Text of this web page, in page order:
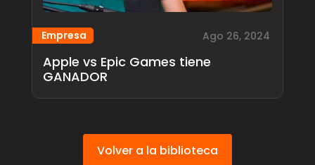
Empresa Ago 26, 2024
Apple vs Epic Games tiene
GANADOR
Volver a la biblioteca